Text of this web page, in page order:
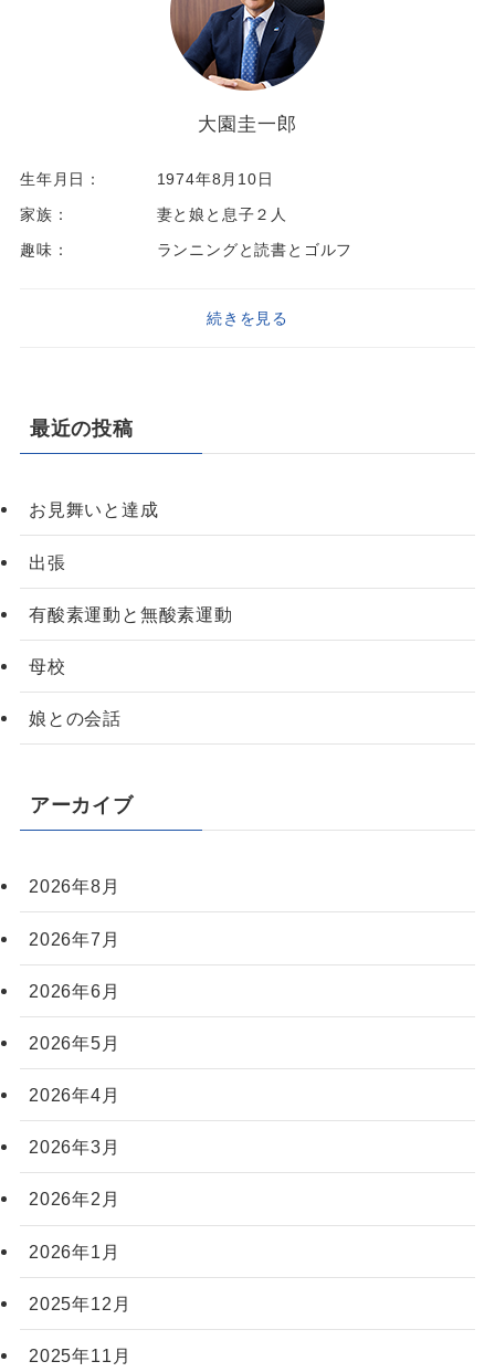
大園圭一郎
生年月日：
1974年8月10日
家族：
妻と娘と息子２人
趣味：
ランニングと読書とゴルフ
続きを見る
最近の投稿
お見舞いと達成
出張
有酸素運動と無酸素運動
母校
娘との会話
アーカイブ
2026年8月
2026年7月
2026年6月
2026年5月
2026年4月
2026年3月
2026年2月
2026年1月
2025年12月
2025年11月